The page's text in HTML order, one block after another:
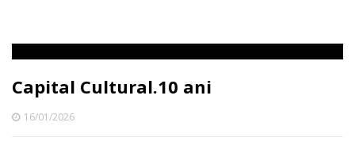
Capital Cultural.10 ani
16/01/2026